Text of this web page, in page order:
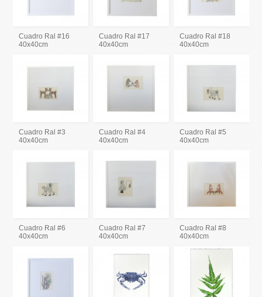
Cuadro Ral #16
40x40cm
Cuadro Ral #17
40x40cm
Cuadro Ral #18
40x40cm
Cuadro Ral #3
40x40cm
Cuadro Ral #4
40x40cm
Cuadro Ral #5
40x40cm
Cuadro Ral #6
40x40cm
Cuadro Ral #7
40x40cm
Cuadro Ral #8
40x40cm